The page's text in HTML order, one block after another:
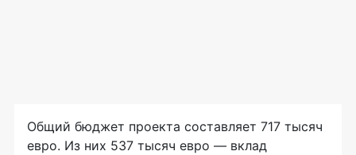
Общий бюджет проекта составляет 717 тысяч
евро. Из них 537 тысяч евро — вклад